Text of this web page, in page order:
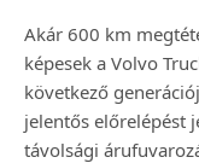
Akár 600 km
képesek a Volvo
következő
jelentős előrelépést
távolsági